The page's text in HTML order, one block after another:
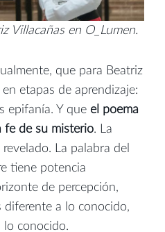
Villacañas en O_Lumen.
que para Beatriz
etapas de aprendizaje:
epifanía. Y que el poema
fe de su misterio. La
La palabra del
tiene potencia
de percepción,
diferente a lo conocido,
lo conocido.